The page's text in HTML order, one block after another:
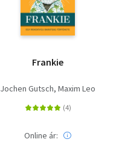
Frankie
Jochen Gutsch Maxim Leo
Online ár: